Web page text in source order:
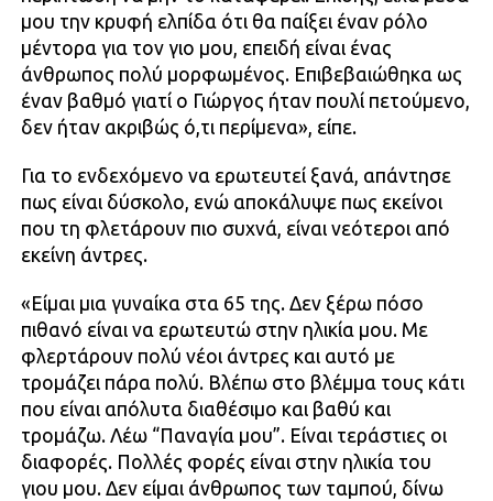
μου την κρυφή ελπίδα ότι θα παίξει έναν ρόλο
μέντορα για τον γιο μου, επειδή είναι ένας
άνθρωπος πολύ μορφωμένος. Επιβεβαιώθηκα ως
έναν βαθμό γιατί ο Γιώργος ήταν πουλί πετούμενο,
δεν ήταν ακριβώς ό,τι περίμενα», είπε.
Για το ενδεχόμενο να ερωτευτεί ξανά, απάντησε
πως είναι δύσκολο, ενώ αποκάλυψε πως εκείνοι
που τη φλετάρουν πιο συχνά, είναι νεότεροι από
εκείνη άντρες.
«Είμαι μια γυναίκα στα 65 της. Δεν ξέρω πόσο
πιθανό είναι να ερωτευτώ στην ηλικία μου. Με
φλερτάρουν πολύ νέοι άντρες και αυτό με
τρομάζει πάρα πολύ. Βλέπω στο βλέμμα τους κάτι
που είναι απόλυτα διαθέσιμο και βαθύ και
τρομάζω. Λέω “Παναγία μου”. Είναι τεράστιες οι
διαφορές. Πολλές φορές είναι στην ηλικία του
γιου μου. Δεν είμαι άνθρωπος των ταμπού, δίνω